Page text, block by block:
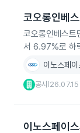
코오롱인베
코오롱인베스
서 6.97%로 하
이노스페이
공시 26.07.15
이노스페이